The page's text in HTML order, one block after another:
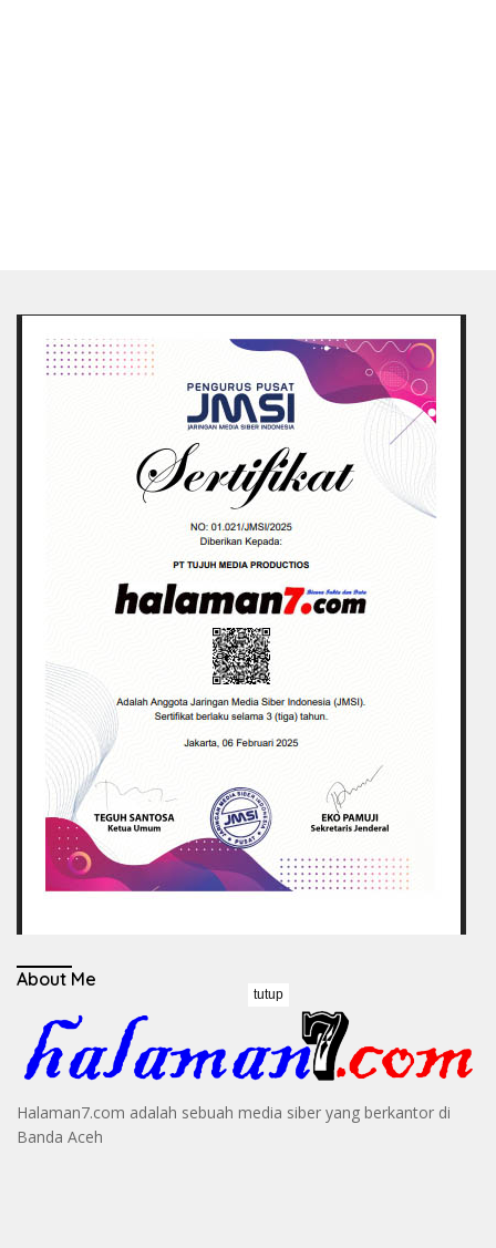
About Me
Halaman7.com adalah sebuah media siber yang berkantor di
Banda Aceh
tutup